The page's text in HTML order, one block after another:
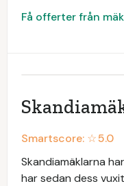
Få offerter från
Smartscore: ☆5.0
Skandiamäklarna
har sedan dess